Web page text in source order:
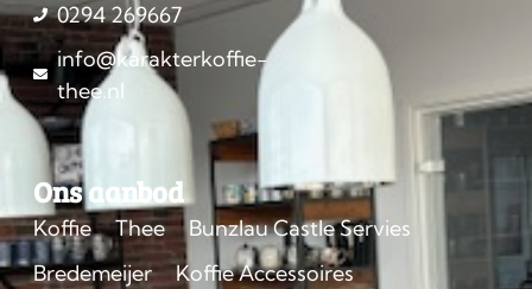
0294 269667
info@karakterkoffie-
thee.nl
Ons aanbod
Koffie Thee
Bunzlau Castle Servies
Bredemeijer
Koffie Accessoires